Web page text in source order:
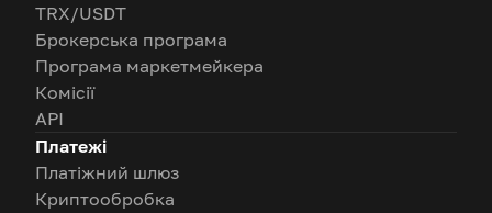
TRX/USDT
Брокерська програма
Програма маркетмейкера
Комісії
API
Платежі
Платіжний шлюз
Криптообробка